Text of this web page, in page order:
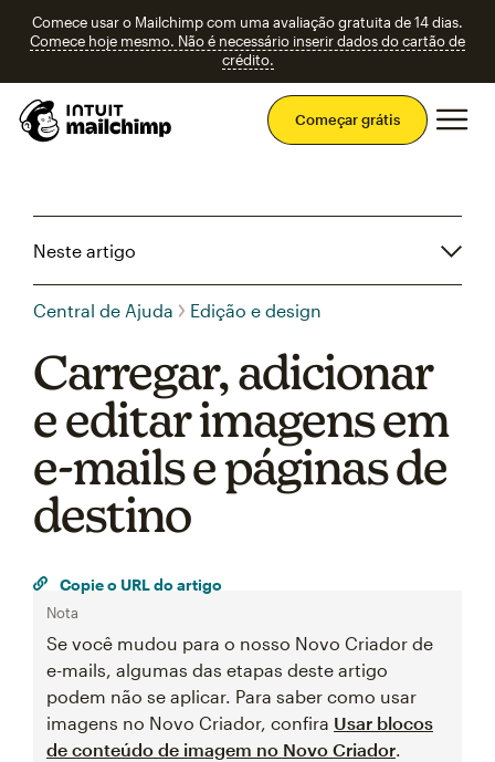
Comece usar o Mailchimp com uma avaliação gratuita de 14 dias.
Comece hoje mesmo. Não é necessário inserir dados do cartão de
crédito.
Começar grátis
Neste artigo
Central de Ajuda Edição e design
Carregar, adicionar
e editar imagens em
e-mails e páginas de
destino
Copie o URL do artigo
Nota
Se você mudou para o nosso Novo Criador de
e-mails, algumas das etapas deste artigo
podem não se aplicar. Para saber como usar
imagens no Novo Criador, confira Usar blocos
de conteúdo de imagem no Novo Criador.